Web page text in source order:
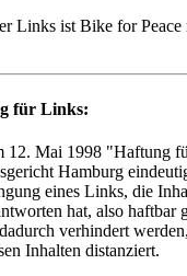
Links ist Bike for Peace
für Links:
12. Mai 1998 "Haftung
Hamburg
eines Links, die
hat, also haftbar
verhindert
Inhalten distanziert.